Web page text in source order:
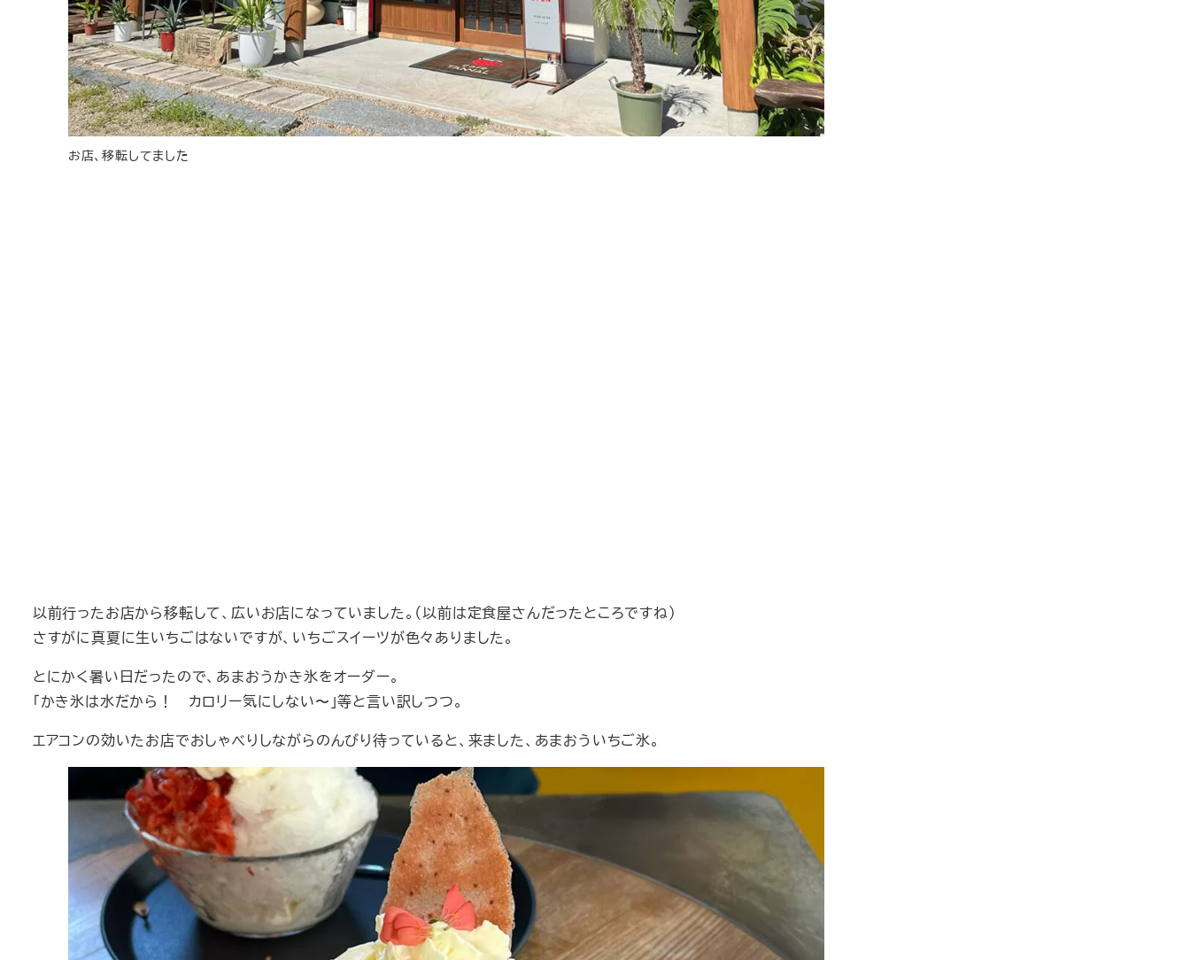
お店、移転してました
以前行ったお店から移転して、広いお店になっていました。（以前は定食屋さんだったところですね）
さすがに真夏に生いちごはないですが、いちごスイーツが色々ありました。
とにかく暑い日だったので、あまおうかき氷をオーダー。
「かき氷は水だから！ カロリー気にしない〜」等と言い訳しつつ。
エアコンの効いたお店でおしゃべりしながらのんびり待っていると、来ました、あまおういちご氷。